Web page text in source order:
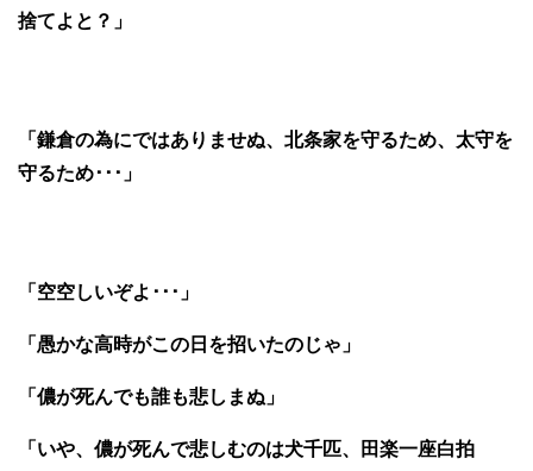
捨てよと？」
「鎌倉の為にではありませぬ、北条家を守るため、太守を
守るため･･･」
「空空しいぞよ･･･」
「愚かな高時がこの日を招いたのじゃ」
「儂が死んでも誰も悲しまぬ」
「いや、儂が死んで悲しむのは犬千匹、田楽一座白拍